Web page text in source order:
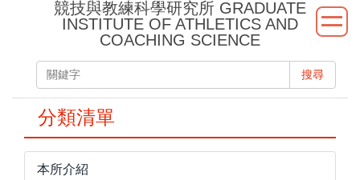
競技與教練科學研究所 GRADUATE
INSTITUTE OF ATHLETICS AND
COACHING SCIENCE
搜尋
分類清單
本所介紹